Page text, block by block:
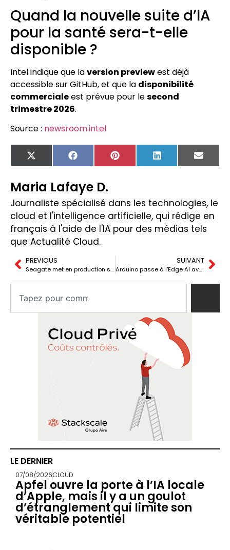
Quand la nouvelle suite d’IA
pour la santé sera-t-elle
disponible ?
Intel indique que laversion previewest déjà
accessible sur GitHub, et que la disponibilité
commercialeest prévue pour lesecond
trimestre 2026.
Source : newsroom.intel
X
(Twitter)
FacebookPinterest LinkedIn Email
Maria Lafaye D.
Journaliste spécialisé dans les technologies, le
cloud et l'intelligence artificielle, qui rédige en
français à l'aide de l'IA pour des médias tels
que Actualité Cloud.
PREVIOUS
Seagate met en production sa plateforme Mozaic 4+ avec des disques jusqu’à 44 To : le HAMR entre en phase « hyperéchelle » et vise les 100 To
SUIVANT
Arduino passe à l’Edge AI avec VENTUNO Q et se concentre sur la robotique
LE DERNIER
07/08/2026CLOUD
Apfel ouvre la porte à l’IA locale
d’Apple, mais il y a un goulot
d’étranglement qui limite son
véritable potentiel